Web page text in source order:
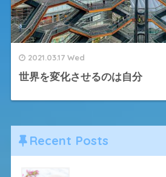
2021.03.17 Wed
世界を変化させるのは自分
Recent Posts